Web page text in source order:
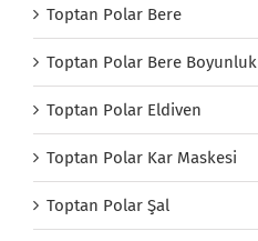
Toptan Polar Bere
Toptan Polar Bere Boyunluk
Toptan Polar Eldiven
Toptan Polar Kar Maskesi
Toptan Polar Şal